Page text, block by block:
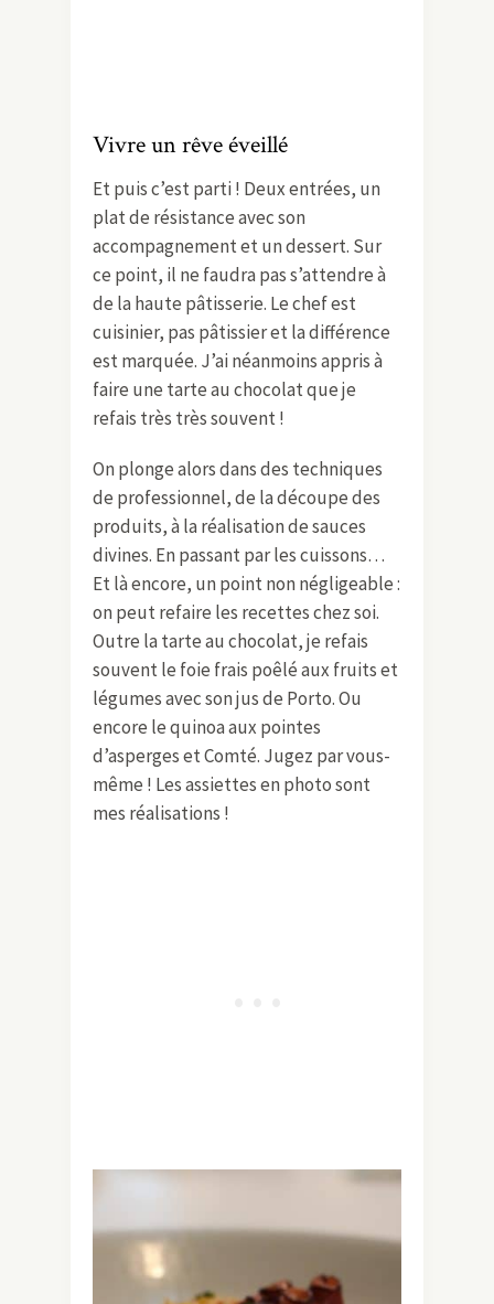
Vivre un rêve éveillé
Et puis c’est parti ! Deux entrées, un
plat de résistance avec son
accompagnement et un dessert. Sur
ce point, il ne faudra pas s’attendre à
de la haute pâtisserie. Le chef est
cuisinier, pas pâtissier et la différence
est marquée. J’ai néanmoins appris à
faire une tarte au chocolat que je
refais très très souvent !
On plonge alors dans des techniques
de professionnel, de la découpe des
produits, à la réalisation de sauces
divines. En passant par les cuissons…
Et là encore, un point non négligeable :
on peut refaire les recettes chez soi.
Outre la tarte au chocolat, je refais
souvent le foie frais poêlé aux fruits et
légumes avec son jus de Porto. Ou
encore le quinoa aux pointes
d’asperges et Comté. Jugez par vous-
même ! Les assiettes en photo sont
mes réalisations !